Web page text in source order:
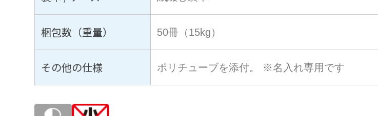
梱包数（重量） 50冊（15kg）
その他の仕様 ポリチューブを添付。 ※名入れ専用です